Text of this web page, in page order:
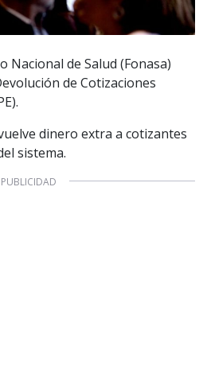
Nacional de Salud (Fonasa)
de Cotizaciones
dinero extra a cotizantes
sistema.